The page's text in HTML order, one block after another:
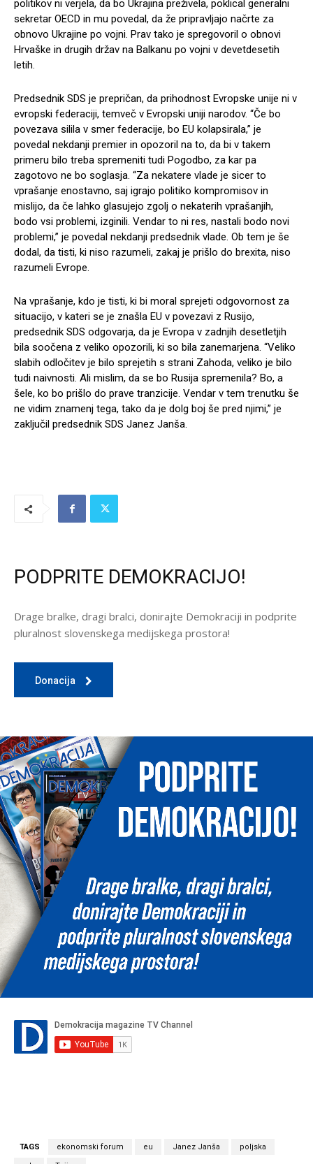
politikov ni verjela, da bo Ukrajina preživela, poklical generalni
sekretar OECD in mu povedal, da že pripravljajo načrte za
obnovo Ukrajine po vojni. Prav tako je spregovoril o obnovi
Hrvaške in drugih držav na Balkanu po vojni v devetdesetih
letih.
Predsednik SDS je prepričan, da prihodnost Evropske unije ni v
evropski federaciji, temveč v Evropski uniji narodov. “Če bo
povezava silila v smer federacije, bo EU kolapsirala,” je
povedal nekdanji premier in opozoril na to, da bi v takem
primeru bilo treba spremeniti tudi Pogodbo, za kar pa
zagotovo ne bo soglasja. “Za nekatere vlade je sicer to
vprašanje enostavno, saj igrajo politiko kompromisov in
mislijo, da če lahko glasujejo zgolj o nekaterih vprašanjih,
bodo vsi problemi, izginili. Vendar to ni res, nastali bodo novi
problemi,” je povedal nekdanji predsednik vlade. Ob tem je še
dodal, da tisti, ki niso razumeli, zakaj je prišlo do brexita, niso
razumeli Evrope.
Na vprašanje, kdo je tisti, ki bi moral sprejeti odgovornost za
situacijo, v kateri se je znašla EU v povezavi z Rusijo,
predsednik SDS odgovarja, da je Evropa v zadnjih desetletjih
bila soočena z veliko opozorili, ki so bila zanemarjena. “Veliko
slabih odločitev je bilo sprejetih s strani Zahoda, veliko je bilo
tudi naivnosti. Ali mislim, da se bo Rusija spremenila? Bo, a
šele, ko bo prišlo do prave tranzicije. Vendar v tem trenutku še
ne vidim znamenj tega, tako da je dolg boj še pred njimi,” je
zaključil predsednik SDS Janez Janša.
PODPRITE DEMOKRACIJO!
Drage bralke, dragi bralci, donirajte Demokraciji in podprite
pluralnost slovenskega medijskega prostora!
Donacija
TAGS ekonomski forum eu Janez Janša poljska